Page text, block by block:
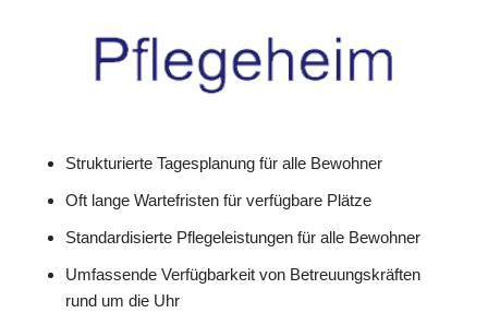
Strukturierte Tagesplanung für alle Bewohner
Oft lange Wartefristen für verfügbare Plätze
Standardisierte Pflegeleistungen für alle Bewohner
Umfassende Verfügbarkeit von Betreuungskräften
rund um die Uhr